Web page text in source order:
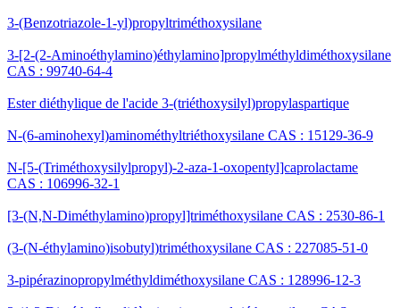
3-(Benzotriazole-1-yl)propyltriméthoxysilane
3-[2-(2-Aminoéthylamino)éthylamino]propylméthyldiméthoxysilane
CAS : 99740-64-4
Ester diéthylique de l'acide 3-(triéthoxysilyl)propylaspartique
N-(6-aminohexyl)aminométhyltriéthoxysilane CAS : 15129-36-9
N-[5-(Triméthoxysilylpropyl)-2-aza-1-oxopentyl]caprolactame
CAS : 106996-32-1
[3-(N,N-Diméthylamino)propyl]triméthoxysilane CAS : 2530-86-1
(3-(N-éthylamino)isobutyl)triméthoxysilane CAS : 227085-51-0
3-pipérazinopropylméthyldiméthoxysilane CAS : 128996-12-3